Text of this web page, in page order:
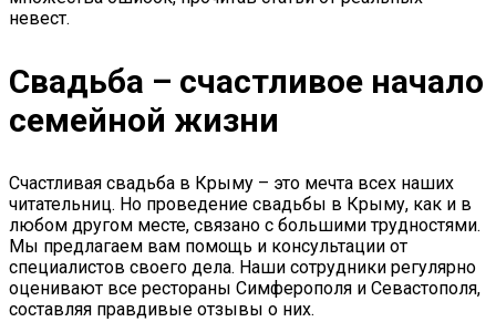
невест.
Свадьба – счастливое начало
семейной жизни
Счастливая свадьба в Крыму – это мечта всех наших
читательниц. Но проведение свадьбы в Крыму, как и в
любом другом месте, связано с большими трудностями.
Мы предлагаем вам помощь и консультации от
специалистов своего дела. Наши сотрудники регулярно
оценивают все рестораны Симферополя и Севастополя,
составляя правдивые отзывы о них.